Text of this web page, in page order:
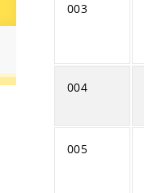
003
004
005